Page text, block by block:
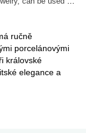
original box.
ručně
porcelánovými
královské
elegance a